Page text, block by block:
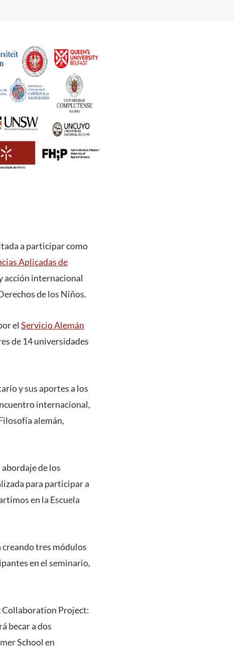
a participar como
Aplicadas de
acción internacional
de los Niños.
el Servicio Alemán
de 14 universidades
y sus aportes a los
internacional,
alemán,
de los
para participar a
en la Escuela
tres módulos
en el seminario,
Collaboration Project:
becar a dos
School en